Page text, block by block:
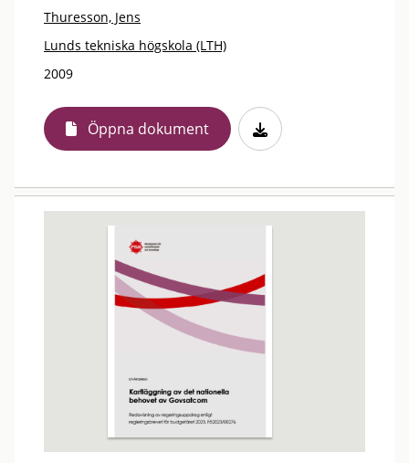
Thuresson, Jens
Lunds tekniska högskola (LTH)
2009
Öppna dokument